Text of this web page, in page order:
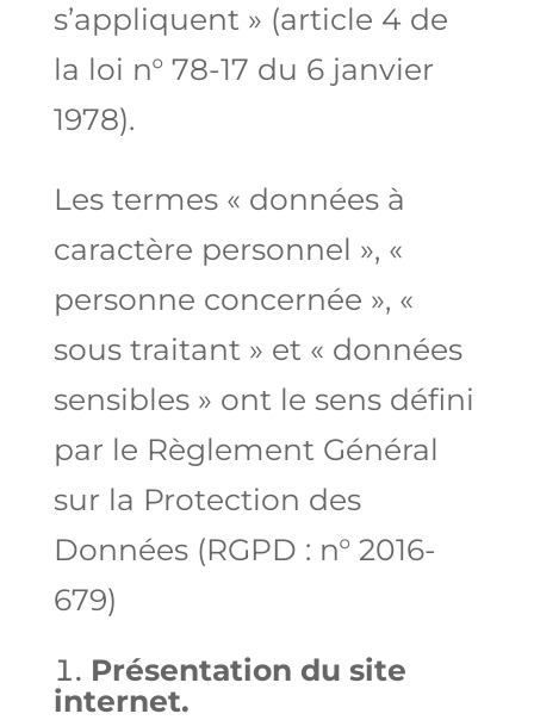
s’appliquent » (article 4 de
la loi n° 78-17 du 6 janvier
1978).
Les termes « données à
caractère personnel », «
personne concernée », «
sous traitant » et « données
sensibles » ont le sens défini
par le Règlement Général
sur la Protection des
Données (RGPD : n° 2016-
679)
Présentation du site
internet.